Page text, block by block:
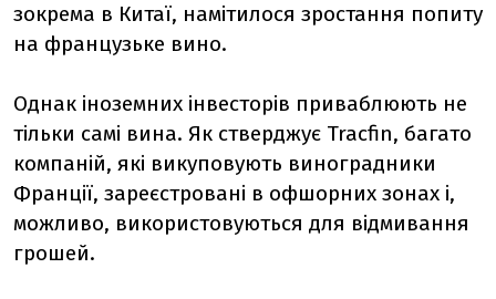
зокрема в Китаї, намітилося зростання попиту
на французьке вино.
Однак іноземних інвесторів приваблюють не
тільки самі вина. Як стверджує Tracfin, багато
компаній, які викуповують виноградники
Франції, зареєстровані в офшорних зонах і,
можливо, використовуються для відмивання
грошей.